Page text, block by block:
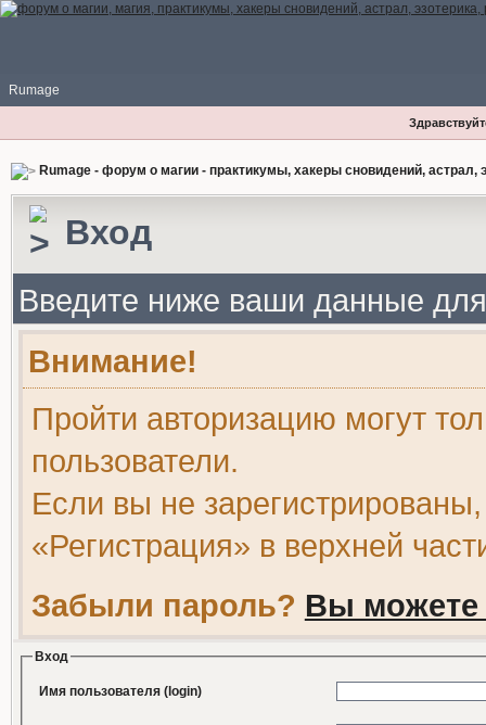
Rumage
Rumage - форум о магии - практикумы, хакеры сновидений, астрал,
Вход
Введите ниже ваши данные
Внимание!
Пройти авторизацию могут
пользователи.
Если вы не
«Регистрация» в верхней
Забыли пароль? Вы можете
Вход
Имя пользователя (login)